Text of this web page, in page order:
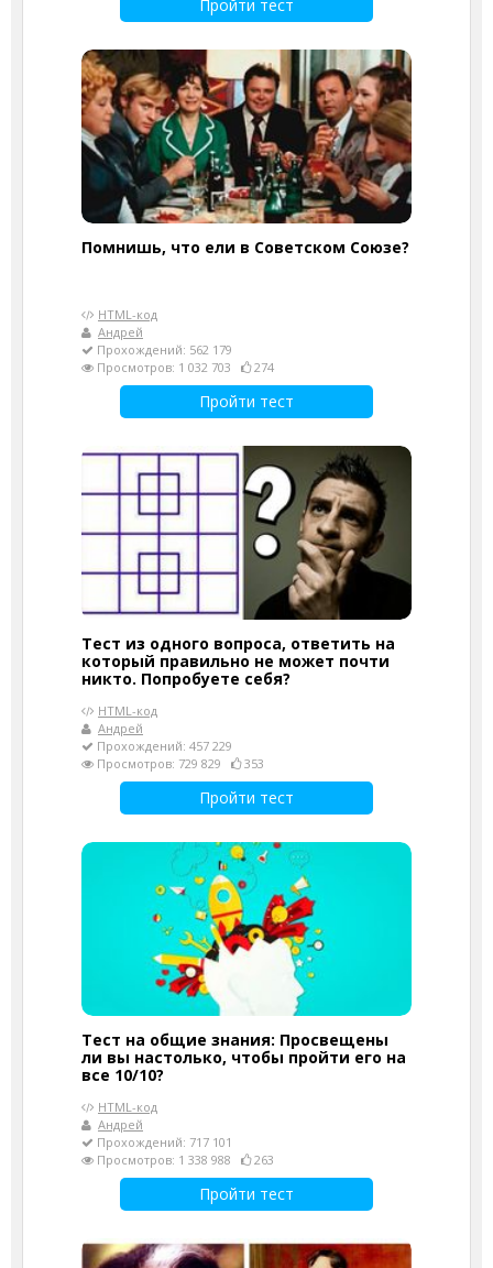
Пройти тест
Помнишь, что ели в Советском Союзе?
HTML-код
Андрей
Прохождений: 562 179
Просмотров: 1 032 703
274
Пройти тест
Тест из одного вопроса, ответить на
который правильно не может почти
никто. Попробуете себя?
HTML-код
Андрей
Прохождений: 457 229
Просмотров: 729 829
353
Пройти тест
Тест на общие знания: Просвещены
ли вы настолько, чтобы пройти его на
все 10/10?
HTML-код
Андрей
Прохождений: 717 101
Просмотров: 1 338 988
263
Пройти тест